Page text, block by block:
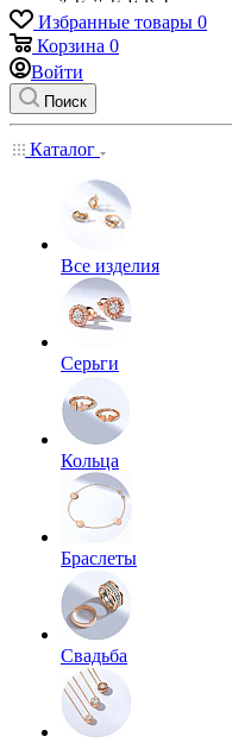
Избранные товары 0
Корзина 0
Войти
Поиск
Каталог
Все изделия
Серьги
Кольца
Браслеты
Свадьба